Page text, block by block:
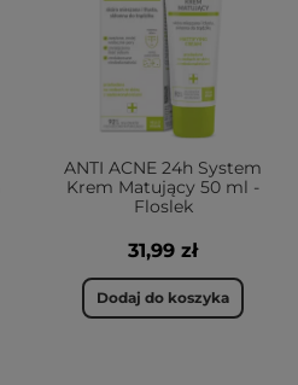
ANTI ACNE 24h System
Krem Matujący 50 ml -
Floslek
31,99 zł
Dodaj do koszyka